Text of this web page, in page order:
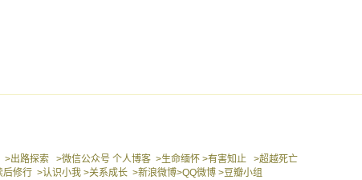
>出路探索 >微信公众号 个人博客 >生命缅怀 >有害知止
>超越死亡
后修行 >认识小我 >关系成长 >新浪微博>QQ微博 >豆瓣小组